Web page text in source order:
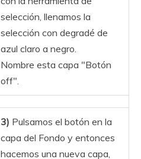
selección, llenamos la
selección con degradé de
azul claro a negro.
Nombre esta capa "Botón
off".
3) Pulsamos el botón en la
capa del Fondo y entonces
hacemos una nueva capa,